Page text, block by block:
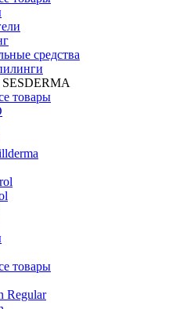
средства
товары
товары
Regular